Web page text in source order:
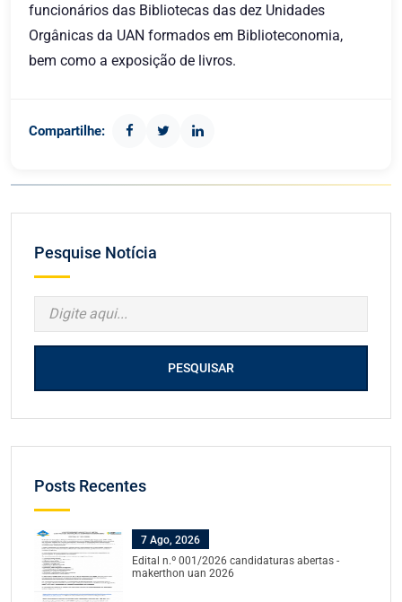
funcionários das Bibliotecas das dez Unidades
Orgânicas da UAN formados em Biblioteconomia,
bem como a exposição de livros.
Compartilhe:
Pesquise Notícia
PESQUISAR
Posts Recentes
7 Ago, 2026
Edital n.º 001/2026 candidaturas abertas -
makerthon uan 2026